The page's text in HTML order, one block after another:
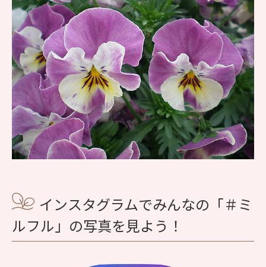
インスタグラムでみんなの「＃ミ
ルフル」の写真を見よう！